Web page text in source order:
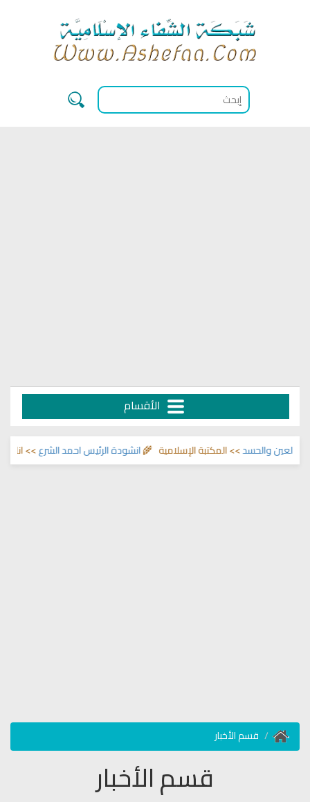
الأقسام
انشودة الرئيس احمد الشرع>> اناشيد ابراهيم >> المكتبة الإسلامية 🌾
قسم الأخبار
قسم الأخبار